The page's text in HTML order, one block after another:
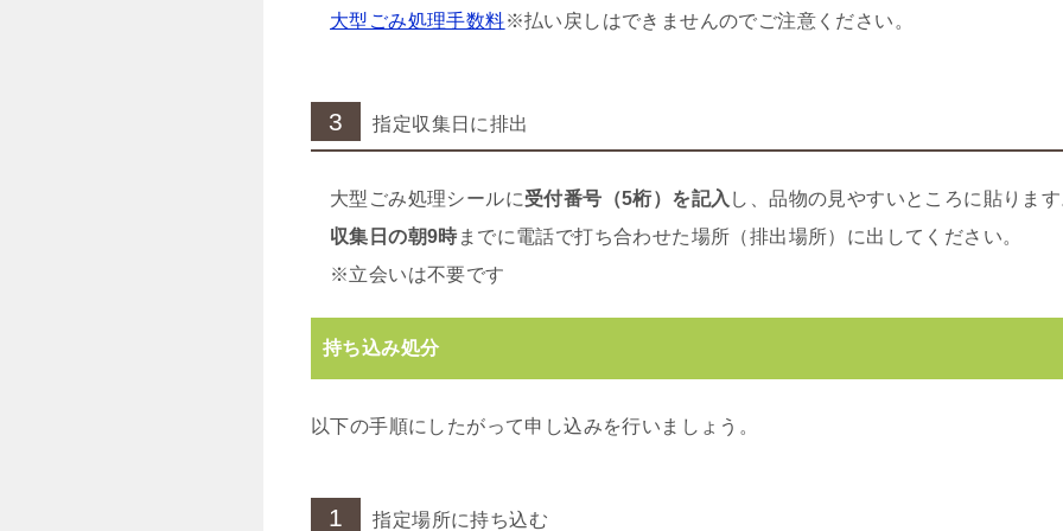
大型ごみ処理手数料※払い戻しはできませんのでご注意ください。
3 指定収集日に排出
大型ごみ処理シールに受付番号（5桁）を記入 し、品物の見やすいところに貼りま
収集日の朝9時までに電話で打ち合わせた場所（排出場所）に出してください。
※立会いは不要です
持ち込み処分
以下の手順にしたがって申し込みを行いましょう。
1 指定場所に持ち込む